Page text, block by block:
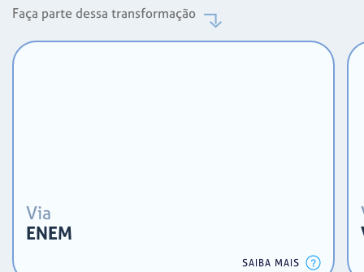
Faça parte dessa transformação
Via
ENEM
SAIBA MAIS